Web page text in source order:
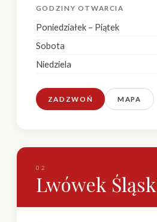
GODZINY OTWARCIA
Poniedziałek – Piątek
Sobota
Niedziela
ZADZWOŃ MAPA
02
Lwówek